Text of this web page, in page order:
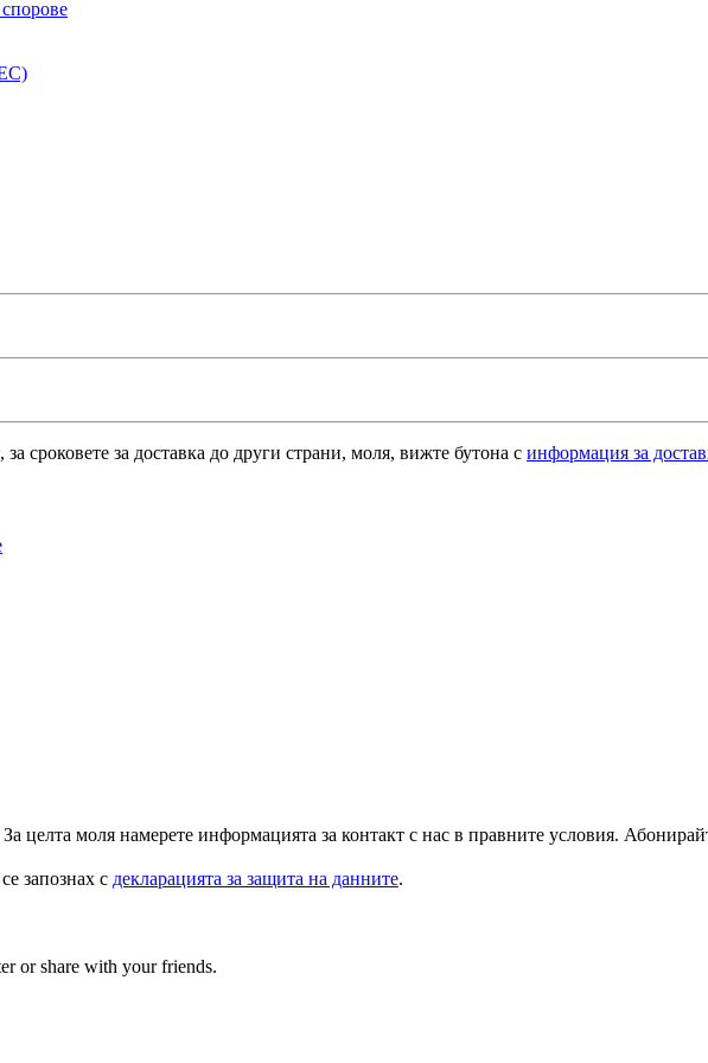
сроковете за доставка до други страни, моля, вижте бутона с информация за
целта моля намерете информацията за контакт с нас в правните условия.
запознах с декларацията за защита на данните.
or share with your friends.